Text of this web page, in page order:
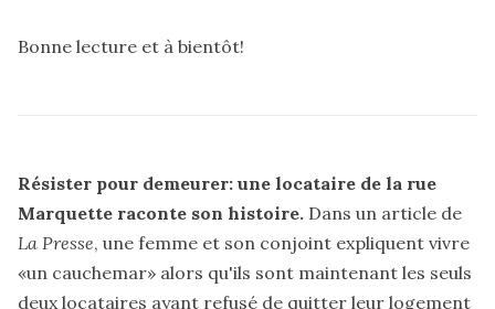
Bonne lecture et à bientôt!
Résister pour demeurer: une locataire de la rue
Marquette raconte son histoire. Dans un article de
La Presse, une femme et son conjoint expliquent vivre
«un cauchemar» alors qu'ils sont maintenant les seuls
deux locataires ayant refusé de quitter leur logement